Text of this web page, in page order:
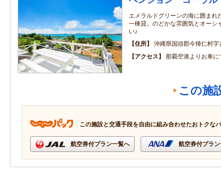
エメラルドグリーンの海に囲まれ
一棟貸。のどかな雰囲気とオーシ
い♪
住所
沖縄県国頭郡今帰仁村字
アクセス
那覇空港よりお車に
この施
この施設と交通手段を自由に組み合わせたおトクな
航空券付プラン一覧へ 航空券付プラ